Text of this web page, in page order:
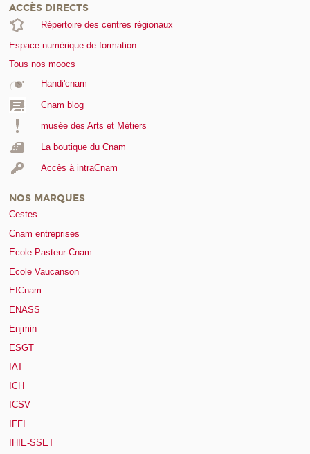
ACCÈS DIRECTS
Répertoire des centres régionaux
Espace numérique de formation
Tous nos moocs
Handi'cnam
Cnam blog
musée des Arts et Métiers
La boutique du Cnam
Accès à intraCnam
NOS MARQUES
Cestes
Cnam entreprises
Ecole Pasteur-Cnam
Ecole Vaucanson
EICnam
ENASS
Enjmin
ESGT
IAT
ICH
ICSV
IFFI
IHIE-SSET